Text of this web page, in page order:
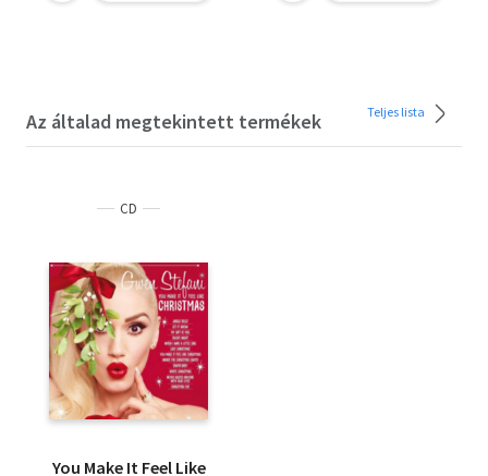
Az általad megtekintett termékek Teljes lista
CD
You Make It Feel Like